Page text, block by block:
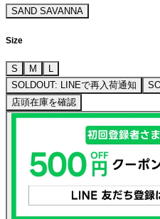
SAND SAVANNA
Size
S M
L
SOLDOUT: LINEで再入荷通知
店頭在庫を確認